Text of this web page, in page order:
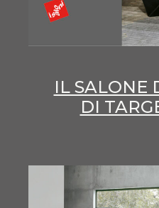
IL SALONE
DI